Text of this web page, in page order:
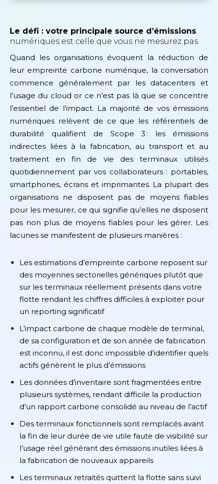
Le défi : votre principale source d’émissions
numériques est celle que vous ne mesurez pas
Quand les organisations évoquent la réduction de
leur empreinte carbone numérique, la conversation
commence généralement par les datacenters et
l’usage du cloud or ce n’est pas là que se concentre
l’essentiel de l’impact. La majorité de vos émissions
numériques relèvent de ce que les référentiels de
durabilité qualifient de Scope 3 : les émissions
indirectes liées à la fabrication, au transport et au
traitement en fin de vie des terminaux utilisés
quotidiennement par vos collaborateurs : portables,
smartphones, écrans et imprimantes. La plupart des
organisations ne disposent pas de moyens fiables
pour les mesurer, ce qui signifie qu’elles ne disposent
pas non plus de moyens fiables pour les gérer. Les
lacunes se manifestent de plusieurs manières :
Les estimations d’empreinte carbone reposent sur
des moyennes sectorielles génériques plutôt que
sur les terminaux réellement présents dans votre
flotte rendant les chiffres difficiles à exploiter pour
un reporting significatif
L’impact carbone de chaque modèle de terminal,
de sa configuration et de son année de fabrication
est inconnu, il est donc impossible d’identifier quels
actifs génèrent le plus d’émissions
Les données d’inventaire sont fragmentées entre
plusieurs systèmes, rendant difficile la production
d’un rapport carbone consolidé au niveau de l’actif
Des terminaux fonctionnels sont remplacés avant
la fin de leur durée de vie utile faute de visibilité sur
l’usage réel générant des émissions inutiles liées à
la fabrication de nouveaux appareils
Les terminaux retraités quittent la flotte sans suivi